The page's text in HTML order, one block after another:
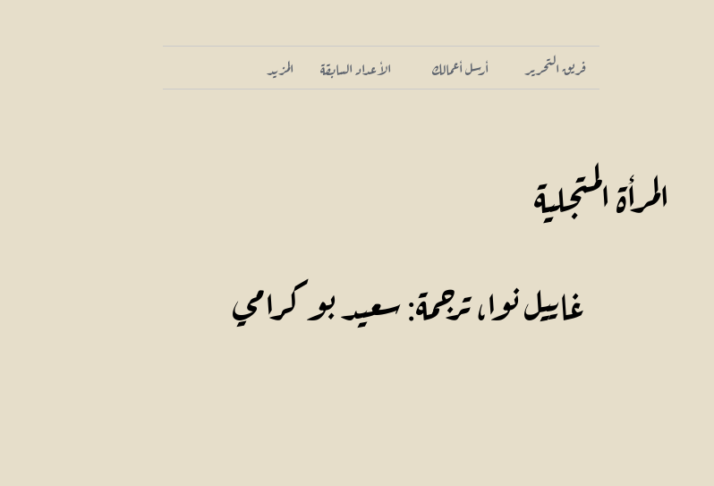
المزيد الأعداد السابقة أرسل أعمالك فريق التحرير
المرأة المتجلية
غاييل نوا، ترجمة: سعيد بو كرامي